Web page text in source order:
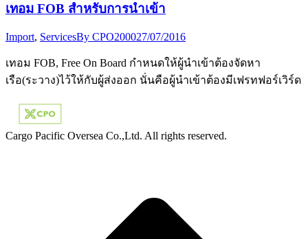
เทอม FOB สำหรับการนำเข้า
Import, ServicesBy CPO200027/07/2016
เทอม FOB, Free On Board กำหนดให้ผู้นำเข้าต้องจัดหา
เรือ(ระวาง)ไว้ให้กับผู้ส่งออก นั่นคือผู้นำเข้าต้องมีเฟรทฟอร์เวิร์ด
Cargo Pacific Oversea Co.,Ltd. All rights reserved.